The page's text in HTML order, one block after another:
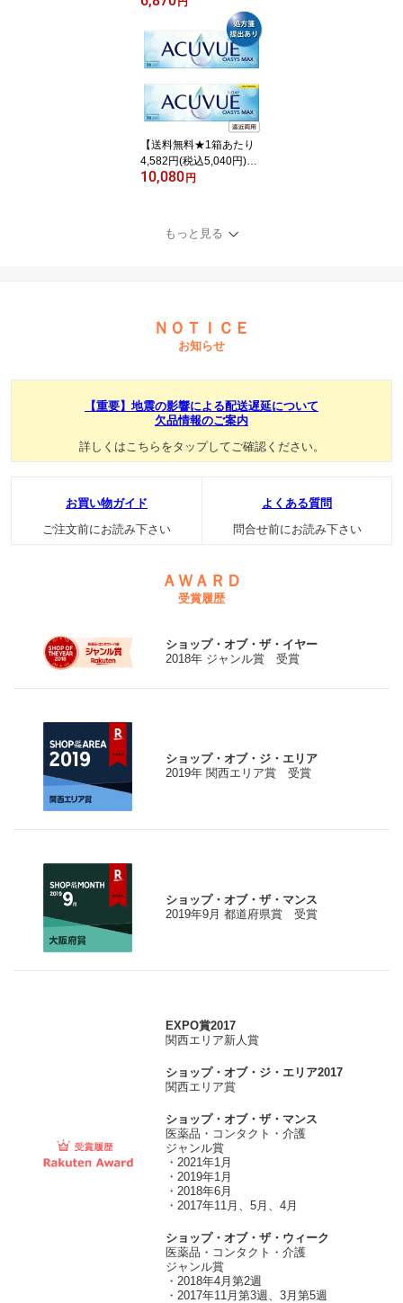
ビューオアシス 乱視用 2
箱セット(30枚入x2) 両眼
1ヶ月分(ジョンソン・エ
ンド・ジョンソン/1DAY/
乱視用/トーリック/1日使
い捨てコンタクトレンズ)
【送料無料★1箱あたり
4,582円(税込5,040円)】
ワンデーアキュビューオ
x2) 両眼1ヶ月分 (ジョン
ソン・エンド・ジョンソ
10,080円
もっと見る
ＮＯＴＩＣＥ
お知らせ
【重要】地震の影響による配送遅延について
欠品情報のご案内
詳しくはこちらをタップしてご確認ください。
お買い物ガイド
ご注文前にお読み下さい
よくある質問
問合せ前にお読み下さい
ＡＷＡＲＤ
受賞履歴
ショップ・オブ・ザ・イヤー
2018年 ジャンル賞 受賞
ショップ・オブ・ジ・エリア
2019年 関西エリア賞 受賞
ショップ・オブ・ザ・マンス
2019年9月 都道府県賞 受賞
EXPO賞2017
関西エリア新人賞
ショップ・オブ・ジ・エリア2017
関西エリア賞
ショップ・オブ・ザ・マンス
医薬品・コンタクト・介護
ジャンル賞
・2021年1月
・2019年1月
・2018年6月
・2017年11月、5月、4月
ショップ・オブ・ザ・ウィーク
医薬品・コンタクト・介護
ジャンル賞
・2018年4月第2週
・2017年11月第3週、3月第5週